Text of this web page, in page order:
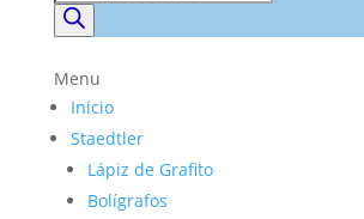
de
productos
Menu
Inicio
Staedtler
Lápiz de Grafito
Bolígrafos